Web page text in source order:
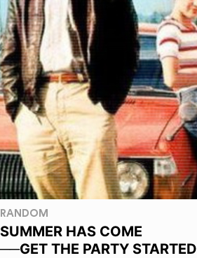
RANDOM
SUMMER HAS COME
──GET THE PARTY STARTED